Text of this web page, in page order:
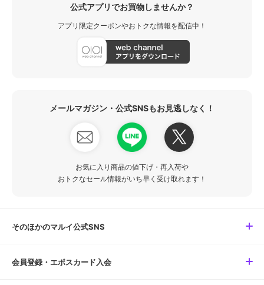
公式アプリでお買物しませんか？
アプリ限定クーポンやおトクな情報を配信中！
メールマガジン・公式SNSもお見逃しなく！
お気に入り商品の値下げ・再入荷や
おトクなセール情報がいち早く受け取れます！
そのほかのマルイ公式SNS
会員登録・エポスカード入会